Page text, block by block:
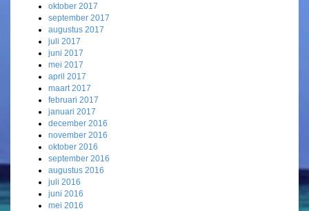
oktober 2017
september 2017
augustus 2017
juli 2017
juni 2017
mei 2017
april 2017
maart 2017
februari 2017
januari 2017
december 2016
november 2016
oktober 2016
september 2016
augustus 2016
juli 2016
juni 2016
mei 2016